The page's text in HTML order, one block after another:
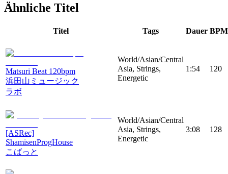
Ähnliche Titel
Titel Tags Dauer BPM
Matsuri Beat 120bpm
浜田山ミュージック
ラボ
World/Asian/Central
Asia, Strings,
Energetic
1:54 120
[ASRec]
ShamisenProgHouse
こばっと
World/Asian/Central
Asia, Strings,
Energetic
3:08 128